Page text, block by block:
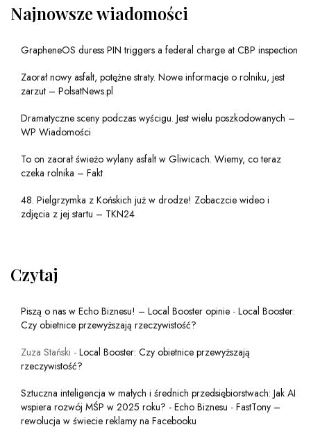
Najnowsze wiadomości
GrapheneOS duress PIN triggers a federal charge at CBP inspection
Zaorał nowy asfalt, potężne straty. Nowe informacje o rolniku, jest
zarzut – PolsatNews.pl
Dramatyczne sceny podczas wyścigu. Jest wielu poszkodowanych –
WP Wiadomości
To on zaorał świeżo wylany asfalt w Gliwicach. Wiemy, co teraz
czeka rolnika – Fakt
48. Pielgrzymka z Końskich już w drodze! Zobaczcie wideo i
zdjęcia z jej startu – TKN24
Czytaj
Piszą o nas w Echo Biznesu! – Local Booster opinie - Local Booster:
Czy obietnice przewyższają rzeczywistość?
Zuza Stański - Local Booster: Czy obietnice przewyższają
rzeczywistość?
Sztuczna inteligencja w małych i średnich przedsiębiorstwach: Jak AI
wspiera rozwój MŚP w 2025 roku? - Echo Biznesu - FastTony –
rewolucja w świecie reklamy na Facebooku